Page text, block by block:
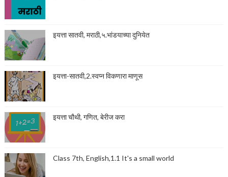
इयत्ता सातवी, मराठी,५.भांडयाच्या दुनियेत
इयत्ता-सातवी,2.स्वप्न विकणारा माणूस
इयत्ता चौथी, गणित, बेरीज करा
Class 7th, English,1.1 It's a small world